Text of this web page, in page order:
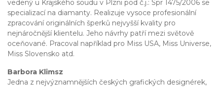
vedený u Krajského soudu v Plzni pod č.j.: Spr 1475/2006 se
specializací na diamanty. Realizuje vysoce profesionální
zpracování originálních šperků nejvyšší kvality pro
nejnáročnější klientelu. Jeho návrhy patří mezi světově
oceňované. Pracoval například pro Miss USA, Miss Universe,
Miss Slovensko atd.
Barbora Klimsz
Jedna z nejvýznamnějších českých grafických designérek,